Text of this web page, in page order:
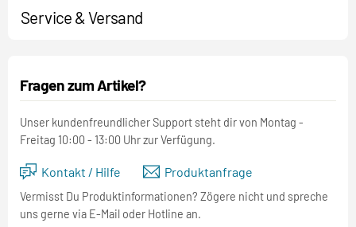
Service & Versand
Fragen zum Artikel?
Unser kundenfreundlicher Support steht dir von Montag -
Freitag 10:00 - 13:00 Uhr zur Verfügung.
Kontakt / Hilfe Produktanfrage
Vermisst Du Produktinformationen? Zögere nicht und spreche
uns gerne via E-Mail oder Hotline an.